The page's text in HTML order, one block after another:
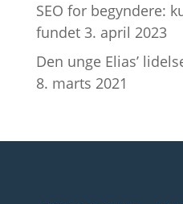
SEO for begyndere:
fundet 3. april 2023
Den unge Elias’
8. marts 2021